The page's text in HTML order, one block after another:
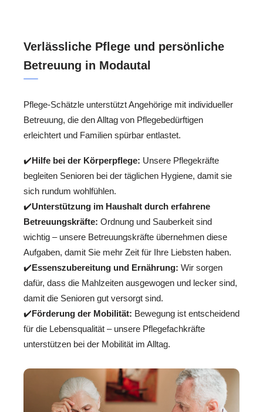
Verlässliche Pflege und persönliche
Betreuung in Modautal
Pflege-Schätzle unterstützt Angehörige mit individueller
Betreuung, die den Alltag von Pflegebedürftigen
erleichtert und Familien spürbar entlastet.
✔️Hilfe bei der Körperpflege: Unsere Pflegekräfte
begleiten Senioren bei der täglichen Hygiene, damit sie
sich rundum wohlfühlen.
✔️Unterstützung im Haushalt durch erfahrene
Betreuungskräfte: Ordnung und Sauberkeit sind
wichtig – unsere Betreuungskräfte übernehmen diese
Aufgaben, damit Sie mehr Zeit für Ihre Liebsten haben.
✔️Essenszubereitung und Ernährung: Wir sorgen
dafür, dass die Mahlzeiten ausgewogen und lecker sind,
damit die Senioren gut versorgt sind.
✔️Förderung der Mobilität: Bewegung ist entscheidend
für die Lebensqualität – unsere Pflegefachkräfte
unterstützen bei der Mobilität im Alltag.